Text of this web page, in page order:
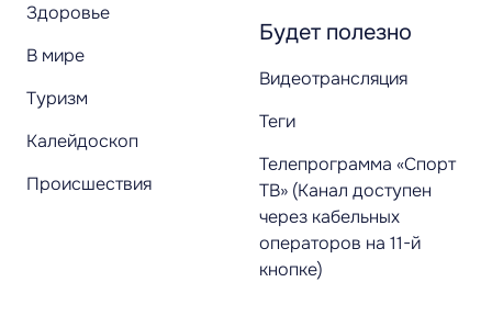
Здоровье
В мире
Туризм
Калейдоскоп
Происшествия
Будет полезно
Видеотрансляция
Теги
Телепрограмма «Спорт
ТВ» (Канал доступен
через кабельных
операторов на 11-й
кнопке)